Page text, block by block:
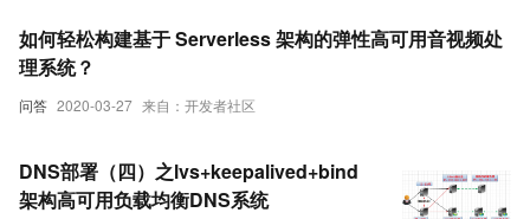
问答 2020-03-27 来自：开发者社区
如何轻松构建基于 Serverless 架构的弹性高可用音视频处
理系统？
DNS部署（四）之lvs+keepalived+bind
架构高可用负载均衡DNS系统